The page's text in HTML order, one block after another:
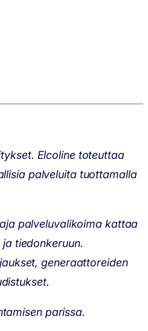
Elcoline toteuttaa
palveluita tuottamalla
palveluvalikoima kattaa
tiedonkeruun.
generaattoreiden
parissa.